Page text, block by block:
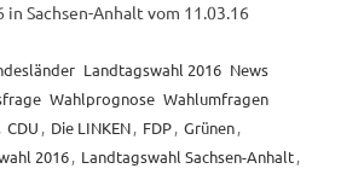
Sachsen-Anhalt vom 11.03.16
Landtagswahl 2016 News
Wahlprognose Wahlumfragen
, CDU , Die LINKEN, FDP, Grünen,
2016, Landtagswahl Sachsen-Anhalt,